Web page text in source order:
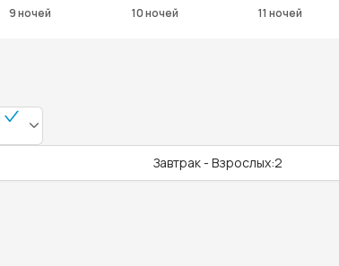
9 ночей 10 ночей 11 ночей
Завтрак - Взрослых:2